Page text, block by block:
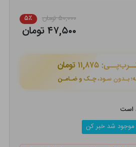
۵۰,۰۰۰ تومان ۵٪
۴۷,۵۰۰ تومان
۱۱,۸۷۵ تومان
موجود شد خبر کن